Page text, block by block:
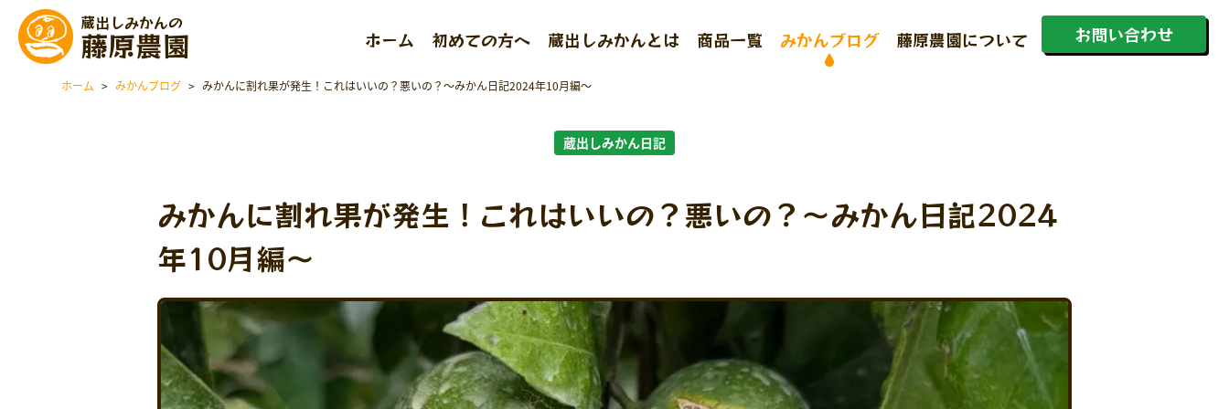
蔵出しみかんの
藤原農園 ホーム 初めての方へ 蔵出しみかんとは 商品一覧 みかんブログ 藤原農園について お問い合わせ
初めての方へ
商品一覧
みかんブログ
ホーム > みかんブログ > みかんに割れ果が発生！これはいいの？悪いの？～みかん日記2024年10月編～
蔵出しみかん日記
みかんに割れ果が発生！これはいいの？悪いの？～みかん日記2024
年10月編～